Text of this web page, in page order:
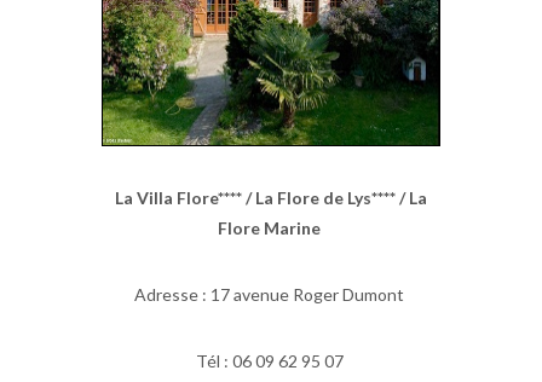
La Villa Flore**** / La Flore de Lys**** / La
Flore Marine
Adresse : 17 avenue Roger Dumont
Tél : 06 09 62 95 07